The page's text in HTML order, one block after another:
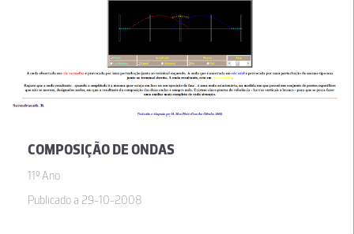
COMPOSIÇÃO DE ONDAS
11º Ano
Publicado a 29-10-2008